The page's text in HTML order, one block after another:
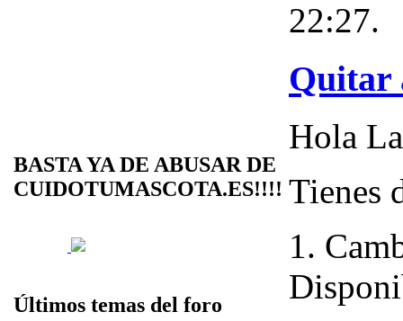
BASTA YA DE ABUSAR DE
CUIDOTUMASCOTA.ES!!!!
Últimos temas del foro
22:27.
Quitar
Hola
Tienes
1.